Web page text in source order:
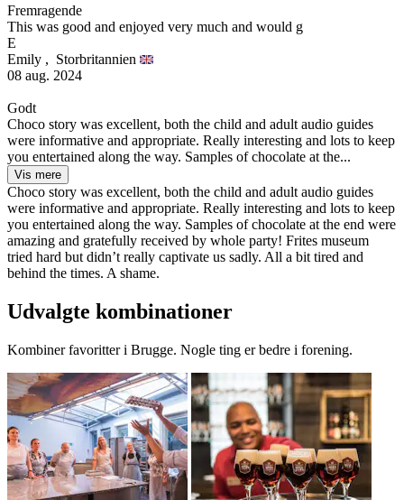
Fremragende
This was good and enjoyed very much and would g
E
Emily , Storbritannien
08 aug. 2024
Godt
Choco story was excellent, both the child and adult audio guides
were informative and appropriate. Really interesting and lots to keep
you entertained along the way. Samples of chocolate at the...
Vis mere
Choco story was excellent, both the child and adult audio guides
were informative and appropriate. Really interesting and lots to keep
you entertained along the way. Samples of chocolate at the end were
amazing and gratefully received by whole party! Frites museum
tried hard but didn’t really captivate us sadly. All a bit tired and
behind the times. A shame.
Udvalgte kombinationer
Kombiner favoritter i Brugge. Nogle ting er bedre i forening.